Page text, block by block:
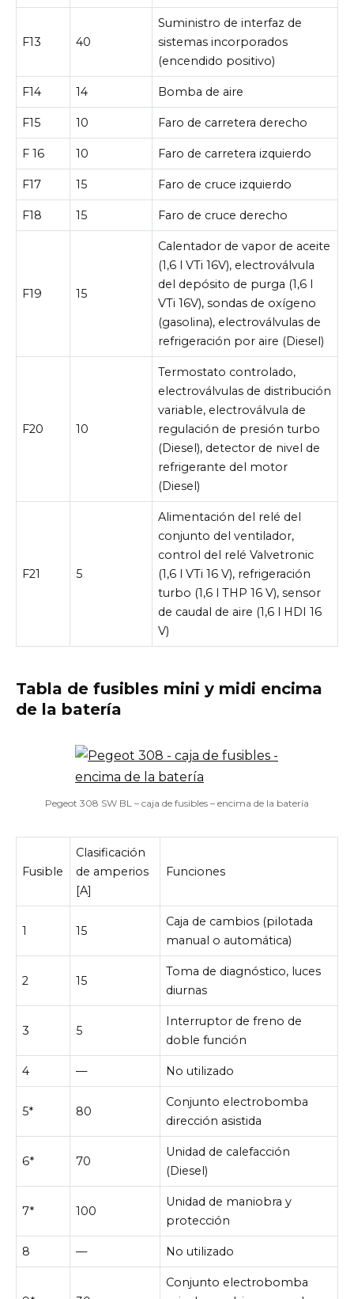
F13 40
Suministro de interfaz de
sistemas incorporados
(encendido positivo)
F14 14 Bomba de aire
F15 10 Faro de carretera derecho
F 16 10 Faro de carretera izquierdo
F17 15 Faro de cruce izquierdo
F18 15 Faro de cruce derecho
F19 15
Calentador de vapor de aceite
(1,6 l VTi 16V), electroválvula
del depósito de purga (1,6 l
VTi 16V), sondas de oxígeno
(gasolina), electroválvulas de
refrigeración por aire (Diesel)
F20 10
Termostato controlado,
electroválvulas de distribución
variable, electroválvula de
regulación de presión turbo
(Diesel), detector de nivel de
refrigerante del motor
(Diesel)
F21 5
Alimentación del relé del
conjunto del ventilador,
control del relé Valvetronic
(1,6 l VTi 16 V), refrigeración
turbo (1,6 l THP 16 V), sensor
de caudal de aire (1,6 l HDI 16
V)
Tabla de fusibles mini y midi encima
de la batería
Pegeot 308 SW BL – caja de fusibles – encima de la batería
Fusible
Clasificación
de amperios
[A]
Funciones
1 15
Caja de cambios (pilotada
manual o automática)
2 15
Toma de diagnóstico, luces
diurnas
3 5
Interruptor de freno de
doble función
4 — No utilizado
5* 80
Conjunto electrobomba
dirección asistida
6* 70
Unidad de calefacción
(Diesel)
7* 100
Unidad de maniobra y
protección
8 — No utilizado
Conjunto electrobomba